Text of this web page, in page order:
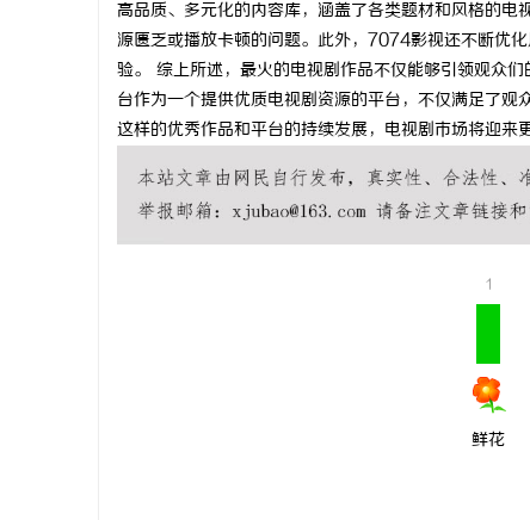
高品质、多元化的内容库，涵盖了各类题材和风格的
源匮乏或播放卡顿的问题。此外，7074影视还不断优
验。 综上所述，最火的电视剧作品不仅能够引领观众
台作为一个提供优质电视剧资源的平台，不仅满足了
这样的优秀作品和平台的持续发展，电视剧市场将迎来
1
鲜花